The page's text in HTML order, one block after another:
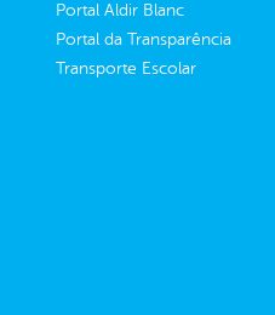
Portal Aldir Blanc
Portal da Transparência
Transporte Escolar